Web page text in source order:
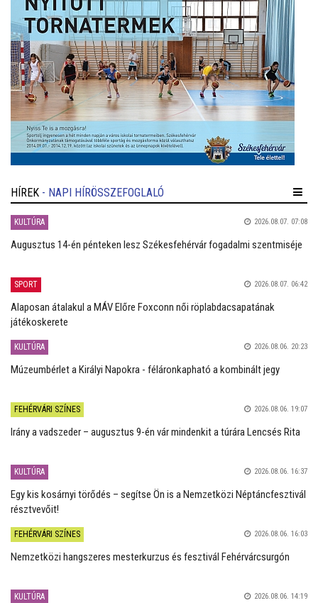
HÍREK - NAPI HÍRÖSSZEFOGLALÓ
KULTÚRA 2026.08.07. 07:08
Augusztus 14-én pénteken lesz Székesfehérvár fogadalmi szentmiséje
SPORT 2026.08.07. 06:42
Alaposan átalakul a MÁV Előre Foxconn női röplabdacsapatának
játékoskerete
KULTÚRA 2026.08.06. 20:23
Múzeumbérlet a Királyi Napokra - féláronkapható a kombinált jegy
FEHÉRVÁRI SZÍNES 2026.08.06. 19:07
Irány a vadszeder – augusztus 9-én vár mindenkit a túrára Lencsés Rita
KULTÚRA 2026.08.06. 16:37
Egy kis kosárnyi törődés – segítse Ön is a Nemzetközi Néptáncfesztivál
résztvevőit!
FEHÉRVÁRI SZÍNES 2026.08.06. 16:03
Nemzetközi hangszeres mesterkurzus és fesztivál Fehérvárcsurgón
KULTÚRA 2026.08.06. 14:19